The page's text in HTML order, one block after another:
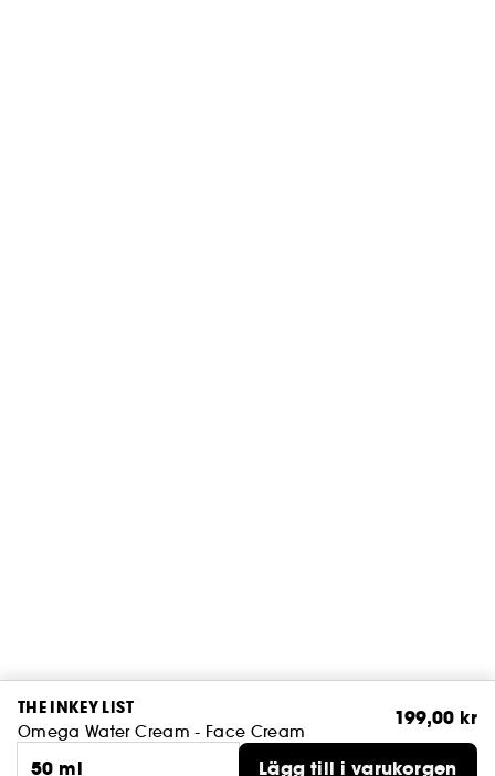
THE INKEY LIST
Omega Water Cream - Face Cream
199,00 kr
50 ml
Lägg till i varukorgen